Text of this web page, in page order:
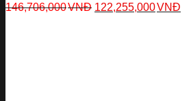
146,706,000VNĐ 122,255,000VNĐ